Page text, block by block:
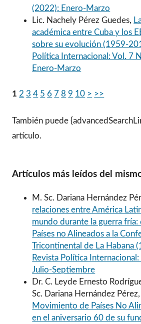
(2022): Enero-Marzo
Lic. Nachely Pérez Guedes,
académica entre Cuba y los
sobre su evolución (1959-
Política Internacional: Vol. 7
Enero-Marzo
1 2 3 4 5 6 7 8 9 10 > >>
También puede
artículo.
Artículos más leídos del
M. Sc. Dariana Hernández
relaciones entre América
mundo durante la guerra
Países no Alineados a la
Tricontinental de La Habana
Revista Política
Julio-Septiembre
Dr. C. Leyde Ernesto
Sc. Dariana Hernández
Movimiento de Países No
en el aniversario 60 de su